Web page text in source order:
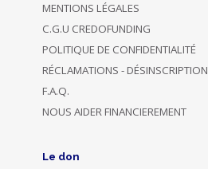
MENTIONS LÉGALES
C.G.U CREDOFUNDING
POLITIQUE DE CONFIDENTIALITÉ
RÉCLAMATIONS - DÉSINSCRIPTION
F.A.Q.
NOUS AIDER FINANCIEREMENT
Le don